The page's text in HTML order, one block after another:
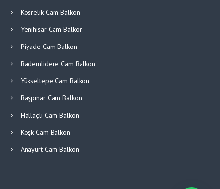
Kösrelik Cam Balkon
Yenihisar Cam Balkon
Piyade Cam Balkon
Bademlidere Cam Balkon
Yükseltepe Cam Balkon
Başpınar Cam Balkon
Hallaçlı Cam Balkon
Köşk Cam Balkon
Anayurt Cam Balkon